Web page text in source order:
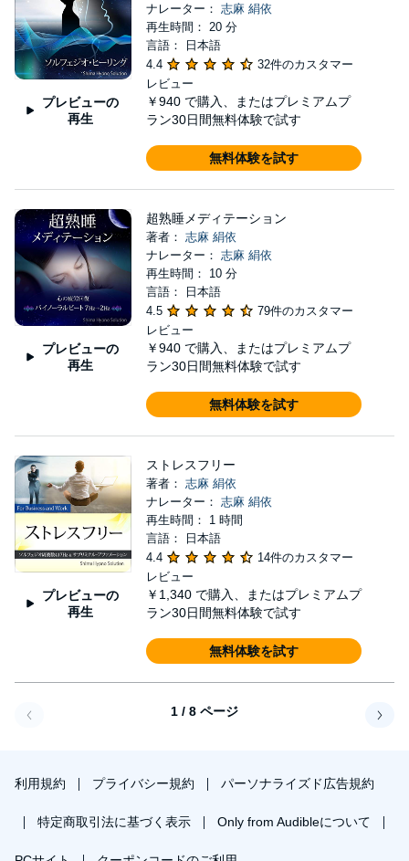
プレビューの
再生
ナレーター： 志麻 絹依
再生時間： 20 分
言語： 日本語
4.4
32件のカスタマー
レビュー
￥940 で購入、またはプレミアムプ
ラン30日間無料体験で試す
無料体験を試す
プレビューの
再生
超熟睡メディテーション
著者： 志麻 絹依
ナレーター： 志麻 絹依
再生時間： 10 分
言語： 日本語
4.5
79件のカスタマー
レビュー
￥940 で購入、またはプレミアムプ
ラン30日間無料体験で試す
無料体験を試す
プレビューの
再生
ストレスフリー
著者： 志麻 絹依
ナレーター： 志麻 絹依
再生時間： 1 時間
言語： 日本語
4.4
14件のカスタマー
レビュー
￥1,340 で購入、またはプレミアムプ
ラン30日間無料体験で試す
無料体験を試す
1 / 8 ページ
利用規約 プライバシー規約 パーソナライズド広告規約
特定商取引法に基づく表示 Only from Audibleについて